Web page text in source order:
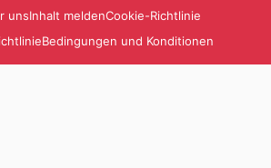
unsInhalt meldenCookie-Richtlinie
Bedingungen und Konditionen